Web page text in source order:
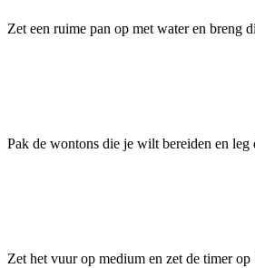
Zet een ruime pan op met water en breng
Pak de wontons die je wilt bereiden en
Zet het vuur op medium en zet de timer